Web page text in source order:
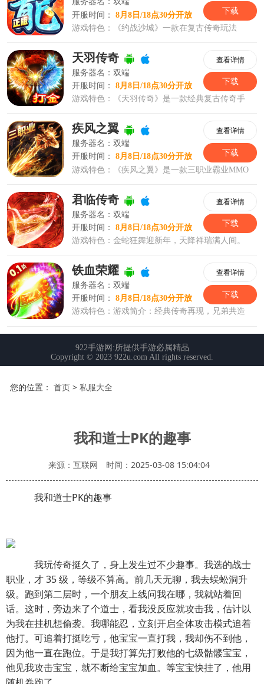
您的位置： 首页> 私服大全
我和道士PK的趣事
来源：互联网 时间：2025-03-08 15:04:04
我和道士PK的趣事
我玩传奇挺久了，身上发生过不少趣事。我选的战士
职业，才 35 级，等级不算高。前几天无聊，我去蜈蚣洞升
级。跑到第二层时，一个朋友上线问我在哪，我就站着回
话。这时，旁边来了个道士，看我没反应就攻击我，估计以
为我在挂机想偷袭。我哪能忍，立刻开启全体攻击模式追着
他打。可追着打挺吃亏，他宝宝一直打我，我却伤不到他，
因为他一直在跑位。于是我打算先打败他的七级骷髅宝宝，
他见我攻击宝宝，就不断给宝宝加血。等宝宝快挂了，他用